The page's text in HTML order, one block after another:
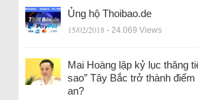
Ủng hộ Thoibao.de
15/02/2018 - 24.069 Views
Mai Hoàng lập kỷ lục thăng
sao” Tây Bắc trở thành
an?